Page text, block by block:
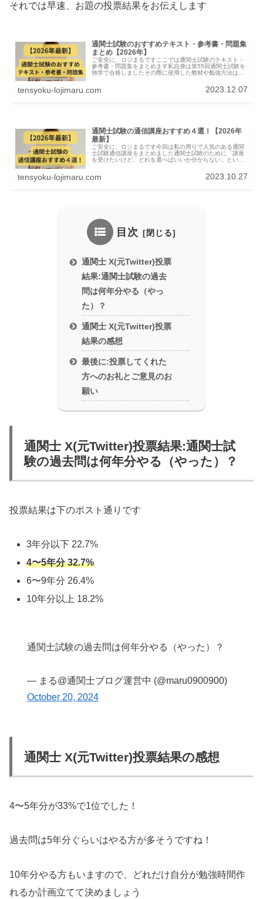
それでは早速、お題の投票結果をお伝えします
通関士試験のおすすめテキスト・参考書・問題集
まとめ【2026年】
ご安全に、ロジまるですここでは通関士試験のテキスト・
参考書・問題集をまとめます私自身は第55回通関士試験を
独学で合格しましたその際に使用した教材や勉強方法は下
tensyoku-lojimaru.com 2023.12.07
通関士試験の通信講座おすすめ４選！【2026年
最新】
ご安全に、ロジまるです今回は私の周りで人気のある通関
士試験通信講座をまとめました通関士試験のために「講座
を受けたいけど、どれを選べばいいか分からない」という
tensyoku-lojimaru.com 2023.10.27
目次
通関士 X(元Twitter)投票
結果:通関士試験の過去
問は何年分やる（やっ
た）？
通関士 X(元Twitter)投票
結果の感想
最後に:投票してくれた
方へのお礼とご意見のお
願い
通関士 X(元Twitter)投票結果:通関士試
験の過去問は何年分やる（やった）？
投票結果は下のポスト通りです
3年分以下 22.7%
4〜5年分 32.7%
6〜9年分 26.4%
10年分以上 18.2%
通関士試験の過去問は何年分やる（やった）？
— まる@通関士ブログ運営中 (@maru0900900)
October 20, 2024
通関士 X(元Twitter)投票結果の感想
4〜5年分が33%で1位でした！
過去問は5年分ぐらいはやる方が多そうですね！
10年分やる方もいますので、どれだけ自分が勉強時間作
れるか計画立てて決めましょう